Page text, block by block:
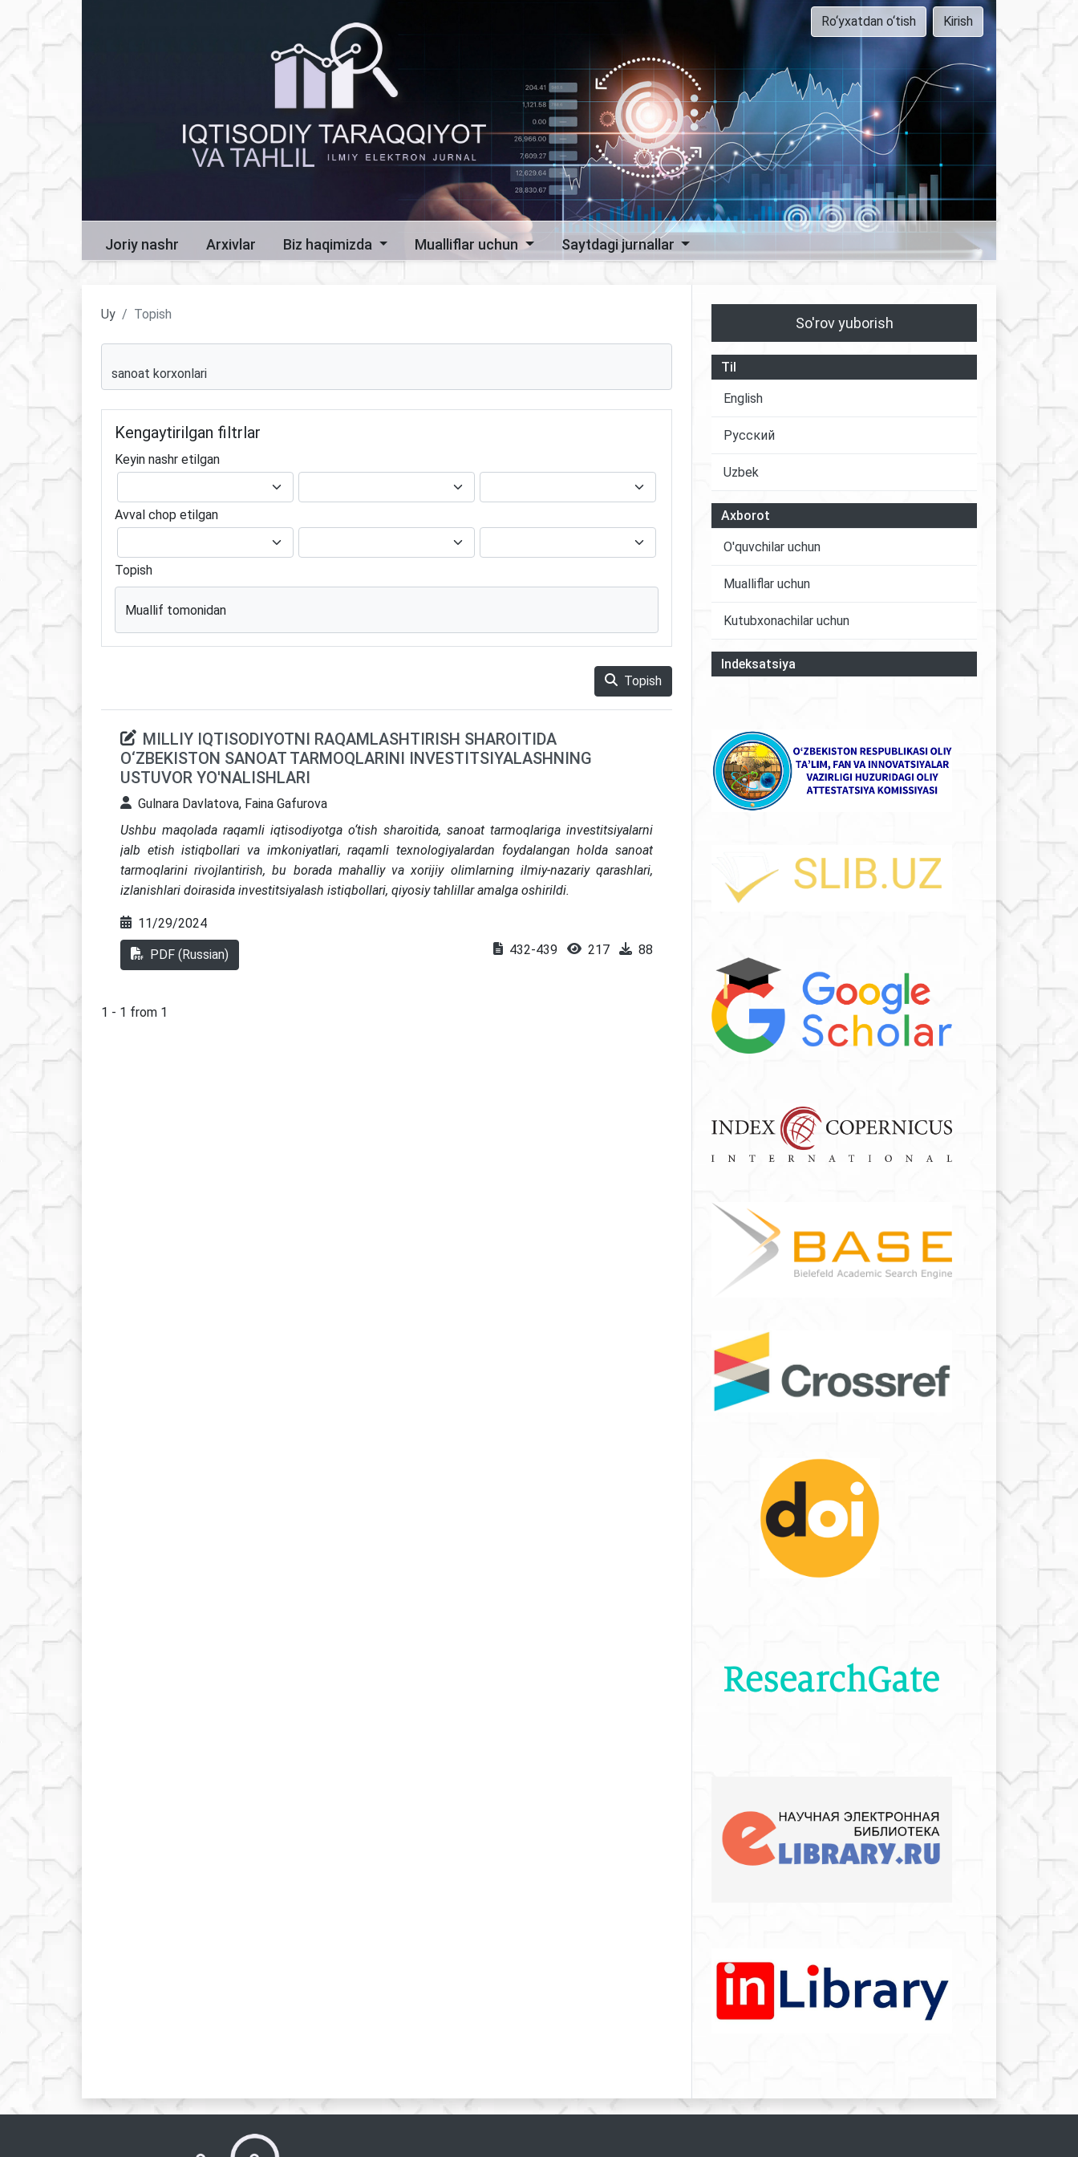
Ro‘yxatdan o‘tish Kirish
Joriy nashr Arxivlar Biz haqimizda Mualliflar uchun Saytdagi jurnallar
Uy Topish
Kengaytirilgan filtrlar
Keyin nashr etilgan
Avval chop etilgan
Topish
Muallif tomonidan
Topish
MILLIY IQTISODIYOTNI RAQAMLASHTIRISH SHAROITIDA
O‘ZBEKISTON SANOAT TARMOQLARINI INVESTITSIYALASHNING
USTUVOR YO'NALISHLARI
Gulnara Davlatova, Faina Gafurova
Ushbu maqolada raqamli iqtisodiyotga o‘tish sharoitida, sanoat tarmoqlariga investitsiyalarni
jalb etish istiqbollari va imkoniyatlari, raqamli texnologiyalardan foydalangan holda sanoat
tarmoqlarini rivojlantirish, bu borada mahalliy va xorijiy olimlarning ilmiy-nazariy qarashlari,
izlanishlari doirasida investitsiyalash istiqbollari, qiyosiy tahlillar amalga oshirildi.
11/29/2024
PDF (Russian) 432-439 217 88
1 - 1 from 1
So'rov yuborish
Til
English
Русский
Uzbek
Axborot
O'quvchilar uchun
Mualliflar uchun
Kutubxonachilar uchun
Indeksatsiya